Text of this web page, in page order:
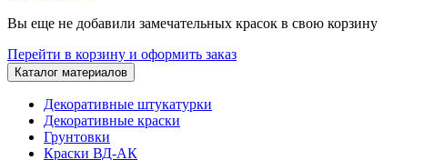
Вы еще не добавили замечательных красок в свою корзину
Перейти в корзину и оформить заказ
Каталог материалов
Декоративные штукатурки
Декоративные краски
Грунтовки
Краски ВД-АК